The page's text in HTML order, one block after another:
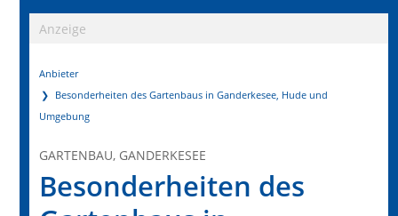
Anzeige
Anbieter
Besonderheiten des Gartenbaus in Ganderkesee, Hude und
Umgebung
GARTENBAU, GANDERKESEE
Besonderheiten des